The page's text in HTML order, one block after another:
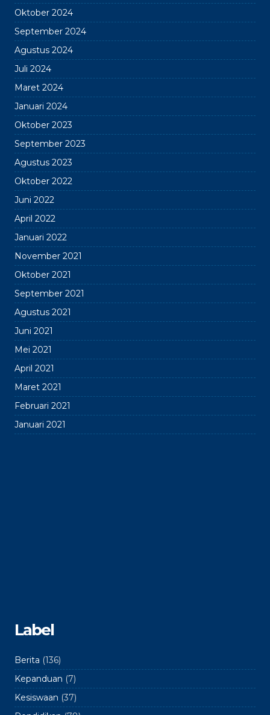
Oktober 2024
September 2024
Agustus 2024
Juli 2024
Maret 2024
Januari 2024
Oktober 2023
September 2023
Agustus 2023
Oktober 2022
Juni 2022
April 2022
Januari 2022
November 2021
Oktober 2021
September 2021
Agustus 2021
Juni 2021
Mei 2021
April 2021
Maret 2021
Februari 2021
Januari 2021
Label
Berita (136)
Kepanduan (7)
Kesiswaan (37)